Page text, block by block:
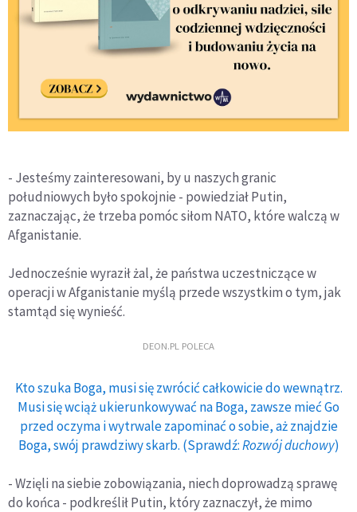
- Jesteśmy zainteresowani, by u naszych granic
południowych było spokojnie - powiedział Putin,
zaznaczając, że trzeba pomóc siłom NATO, które walczą w
Afganistanie.
Jednocześnie wyraził żal, że państwa uczestniczące w
operacji w Afganistanie myślą przede wszystkim o tym, jak
stamtąd się wynieść.
DEON.PL POLECA
Kto szuka Boga, musi się zwrócić całkowicie do wewnątrz.
Musi się wciąż ukierunkowywać na Boga, zawsze mieć Go
przed oczyma i wytrwale zapominać o sobie, aż znajdzie
Boga, swój prawdziwy skarb. (Sprawdź:Rozwój duchowy)
- Wzięli na siebie zobowiązania, niech doprowadzą sprawę
do końca - podkreślił Putin, który zaznaczył, że mimo